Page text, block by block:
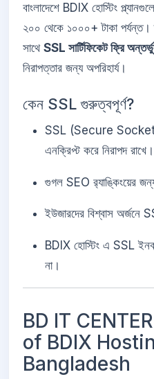
বাংলাদেশে BDIX হোস্টিং
২০০ থেকে ১০০০+ টাকা
সাথে SSL সার্টিফিকেট ফ্রি
নিরাপত্তার জন্য অপরিহার্য।
কেন SSL গুরুত্বপূর্ণ?
SSL (Secure Socket
এনক্রিপ্ট করে নিরাপদ রাখে।
গুগল SEO র‍্যাঙ্কিংয়ের
ইউজারদের বিশ্বাস অর্জনে
BDIX হোস্টিং এ SSL
না।
BD IT
of BDIX
Bangladesh